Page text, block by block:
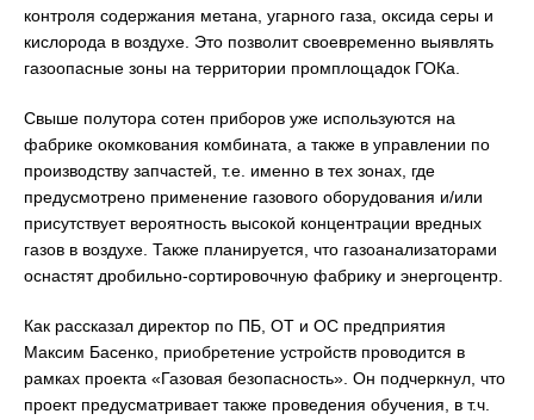
контроля содержания метана, угарного газа, оксида серы и
кислорода в воздухе. Это позволит своевременно выявлять
газоопасные зоны на территории промплощадок ГОКа.
Свыше полутора сотен приборов уже используются на
фабрике окомкования комбината, а также в управлении по
производству запчастей, т.е. именно в тех зонах, где
предусмотрено применение газового оборудования и/или
присутствует вероятность высокой концентрации вредных
газов в воздухе. Также планируется, что газоанализаторами
оснастят дробильно-сортировочную фабрику и энергоцентр.
Как рассказал директор по ПБ, ОТ и ОС предприятия
Максим Басенко, приобретение устройств проводится в
рамках проекта «Газовая безопасность». Он подчеркнул, что
проект предусматривает также проведения обучения, в т.ч.